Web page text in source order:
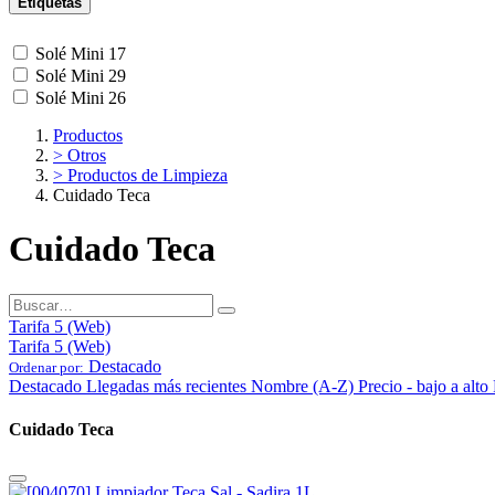
Solé Mini 17
Solé Mini 29
Solé Mini 26
Productos
> Otros
> Productos de Limpieza
Cuidado Teca
Cuidado Teca
Tarifa 5 (Web)
Tarifa 5 (Web)
Ordenar por: Destacado
Destacado Llegadas más recientes Nombre (A-Z) Precio - bajo a alto
Cuidado Teca